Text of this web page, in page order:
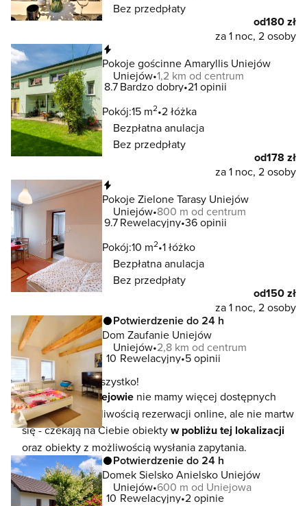
Bez przedpłaty
od180 zł
za 1 noc, 2 osoby
Pokoje gościnne Amaryllis Uniejów
Uniejów 1,2 km od centrum
8.7Bardzo dobry 21 opinii
Pokój:15 m2 2 łóżka
Bezpłatna anulacja
Bez przedpłaty
od178 zł
za 1 noc, 2 osoby
Pokoje Zielone Tarasy Uniejów
Uniejów 800 m od centrum
9.7Rewelacyjny 36 opinii
Pokój:10 m2 1 łóżko
Bezpłatna anulacja
Bez przedpłaty
od150 zł
za 1 noc, 2 osoby
Potwierdzenie do 24 h
Dom Zaufanie Uniejów
Uniejów 2,8 km od centrum
10 Rewelacyjny 5 opinii
To jeszcze nie wszystko!
W lokalizacjiUniejowie nie mamy więcej dostępnych
noclegów z możliwością rezerwacji online, ale nie martw
się - czekają na Ciebie obiektyw pobliżu tej lokalizacji
oraz obiekty z możliwością wysłania zapytania.
Potwierdzenie do 24 h
Domek Sielsko Anielsko Uniejów
Uniejów 600 m od Uniejowa
10 Rewelacyjny 2 opinie